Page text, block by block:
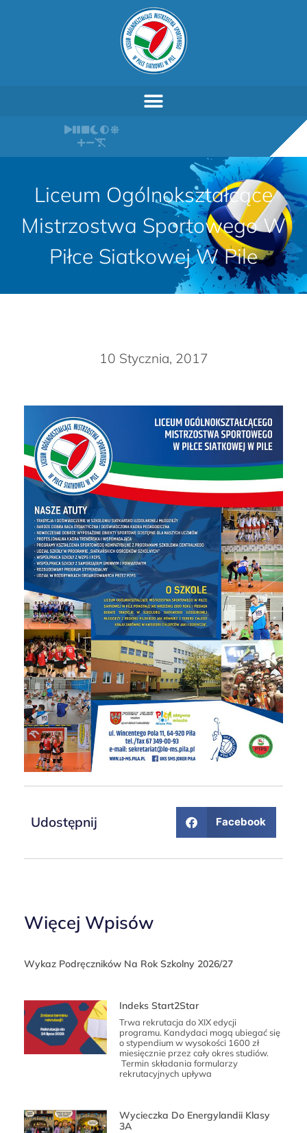
Liceum Ogólnokształcące
Mistrzostwa Sportowego W
Piłce Siatkowej W Pile
10 Stycznia, 2017
Udostępnij Facebook
Więcej Wpisów
Wykaz Podręczników Na Rok Szkolny 2026/27
Indeks Start2Star
Trwa rekrutacja do XIX edycji
programu. Kandydaci mogą ubiegać się
o stypendium w wysokości 1600 zł
miesięcznie przez cały okres studiów.
Termin składania formularzy
rekrutacyjnych upływa
Wycieczka Do Energylandii Klasy
3A